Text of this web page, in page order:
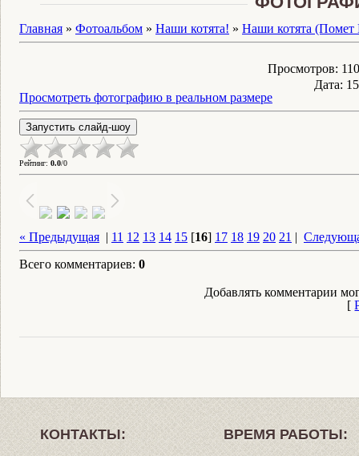
Главная » Фотоальбом » Наши котята! » Наши котята (Помет
Просмотров:
Дата:
Просмотреть фотографию в реальном размере
Рейтинг: 0.0/0
« Предыдущая | 11 12 13 14 15 [16] 17 18 19 20 21 |
Всего комментариев: 0
Добавлять комментарии
[
КОНТАКТЫ: ВРЕМЯ РАБОТЫ: